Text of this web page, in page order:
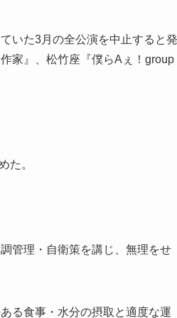
いた3月の全公演を中止すると発
家』、松竹座『僕らAぇ！group
た。
管理・自衛策を講じ、無理をせ
る食事・水分の摂取と適度な運